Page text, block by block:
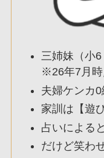
三姉妹（小
※26年7月時
夫婦ケンカ
家訓は【遊
占いによる
だけど笑わ